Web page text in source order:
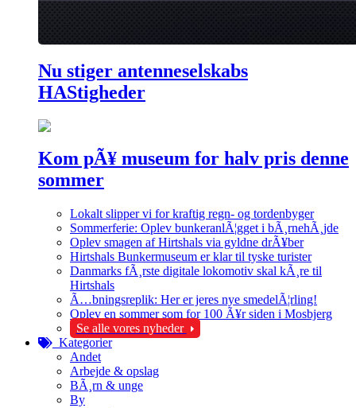
Nu stiger antenneselskabs
HAStigheder
Kom pÃ¥ museum for halv pris denne
sommer
Lokalt slipper vi for kraftig regn- og tordenbyger
Sommerferie: Oplev bunkeranlÃ¦gget i bÃ¸rnehÃ¸jde
Oplev smagen af Hirtshals via gyldne drÃ¥ber
Hirtshals Bunkermuseum er klar til tyske turister
Danmarks fÃ¸rste digitale lokomotiv skal kÃ¸re til
Hirtshals
Ã…bningsreplik: Her er jeres nye smedelÃ¦rling!
Oplev en sommer som for 100 Ã¥r siden i Mosbjerg
Se alle vores nyheder
Kategorier
Andet
Arbejde & opslag
BÃ¸rn & unge
By